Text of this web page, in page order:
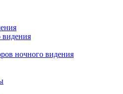
ночного видения